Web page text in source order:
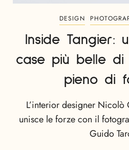
DESIGN
Inside Tangier:
case più belle di
pieno di
L’interior designer Nicolò
unisce le forze con il
Guido